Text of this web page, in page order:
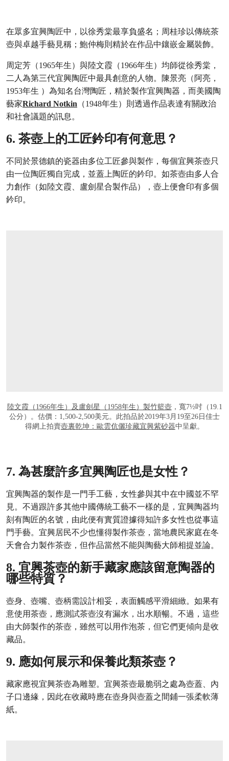
在眾多宜興陶匠中，以徐秀棠最享負盛名； 周桂珍 以傳統茶
壺與卓越手藝見稱； 鮑仲梅則精於在作品中鑲嵌金屬裝飾。
周定芳 （1965年生）與陸文霞 （1966年生）均師從徐秀棠 ，
二人為第三代宜興陶匠中最具創意的人物。
陳景亮 （阿亮，
1953年生 ）為知名台灣陶匠，精於製作宜興陶器，而美國陶
藝家Richard Notkin （1948年生）則透過作品表達有關政治
和社會議題的訊息。
6. 茶壺上的工匠鈐印有何意思？
不同於景德鎮的瓷器由多位工匠參與製作，每個宜興茶壺只
由一位陶匠獨自完成，並蓋上陶匠的鈐印。如茶壺由多人合
力創作（如陸文霞 盧劍星合製作品），壺上便會印有多個
鈐印。
陸文霞（1966年生）及盧劍星（1958年生）製竹籃壺，寬7½吋（19.1
公分）。估價：1,500-2,500美元。此拍品於2019年3月19至26日佳士
得網上拍賣壺裏乾坤：歐雲伉儷珍藏宜興紫砂器中呈獻。
7. 為甚麼許多宜興陶匠也是女性？
宜興陶器的製作是一門手工藝，女性參與其中在中國並不罕
見。不過跟許多其他中國傳統工藝不一樣的是，宜興陶器均
刻有陶匠的名號，由此便有實質證據得知許多女性也從事這
門手藝。宜興居民不少也懂得製作茶壺，當地農民家庭在冬
天會合力製作茶壺，但作品當然不能與陶藝大師相提並論。
8. 宜興茶壺的新手藏家應該留意陶器的
哪些特質？
壺身、壺嘴、壺柄需設計相妥，表面觸感平滑細緻。如果有
意使用茶壺，應測試茶壺沒有漏水，出水順暢。不過，這些
由大師製作的茶壺，雖然可以用作泡茶，但它們更傾向是收
藏品。
9. 應如何展示和保養此類茶壺？
藏家應視宜興茶壺為雕塑。宜興茶壺最脆弱之處為壺蓋、內
子口邊緣，因此在收藏時應在壺身與壺蓋之間鋪一張柔軟薄
紙。